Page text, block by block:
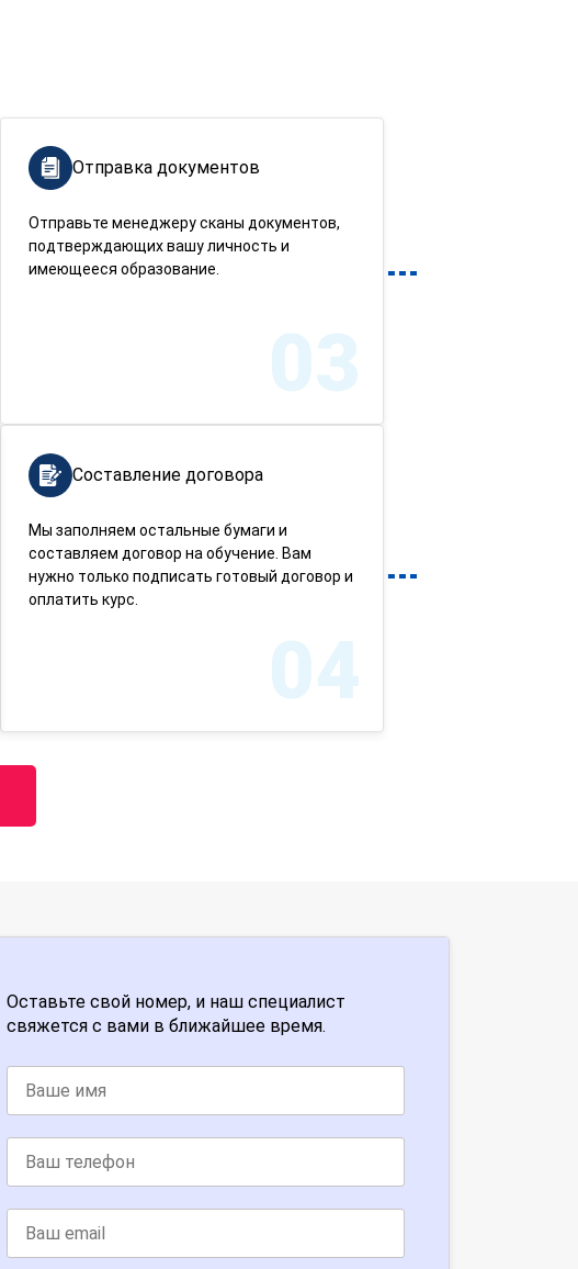
Отправка документов
Отправьте менеджеру сканы документов,
подтверждающих вашу личность и
имеющееся образование.
03
Составление договора
Мы заполняем остальные бумаги и
составляем договор на обучение. Вам
нужно только подписать готовый договор и
оплатить курс.
04
Оставьте свой номер, и наш специалист
свяжется с вами в ближайшее время.